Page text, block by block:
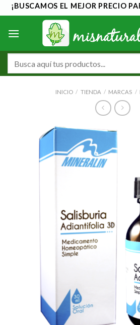
Saltar
al
contenido
¡BUSCAMOS EL MEJOR PRECIO
INICIO / TIENDA / MARCAS /